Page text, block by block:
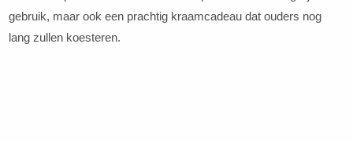
gebruik, maar ook een prachtig kraamcadeau dat ouders nog
lang zullen koesteren.